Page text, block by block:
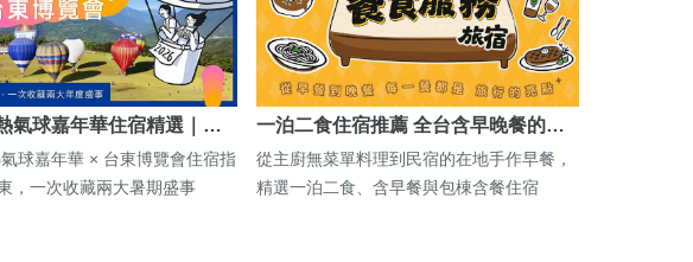
氣球嘉年華住宿精選｜…
球嘉年華 × 台東博覽會住宿指
，一次收藏兩大暑期盛事
一泊二食住宿推薦 全台含早晚餐的…
從主廚無菜單料理到民宿的在地手作早餐，
精選一泊二食、含早餐與包棟含餐住宿